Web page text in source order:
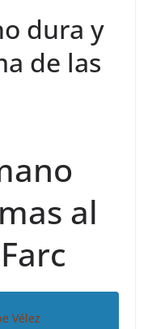
dura y
de las
al
Vélez